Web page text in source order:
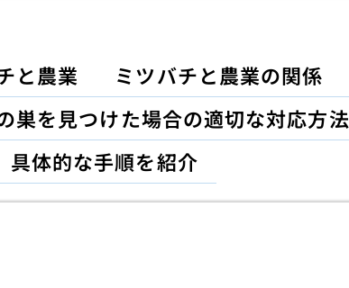
と農業 ミツバチと農業の関係
巣を見つけた場合の適切な対応方法
具体的な手順を紹介